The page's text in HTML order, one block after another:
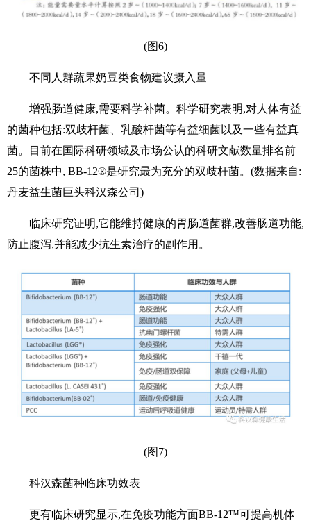
(图6)
不同人群蔬果奶豆类食物建议摄入量
增强肠道健康,需要科学补菌。科学研究表明,对人体有益
的菌种包括:双歧杆菌、乳酸杆菌等有益细菌以及一些有益真
菌。目前在国际科研领域及市场公认的科研文献数量排名前
25的菌株中, BB-12®是研究最为充分的双歧杆菌。(数据来自:
丹麦益生菌巨头科汉森公司)
临床研究证明,它能维持健康的胃肠道菌群,改善肠道功能,
防止腹泻,并能减少抗生素治疗的副作用。
(图7)
科汉森菌种临床功效表
更有临床研究显示,在免疫功能方面BB-12™可提高机体